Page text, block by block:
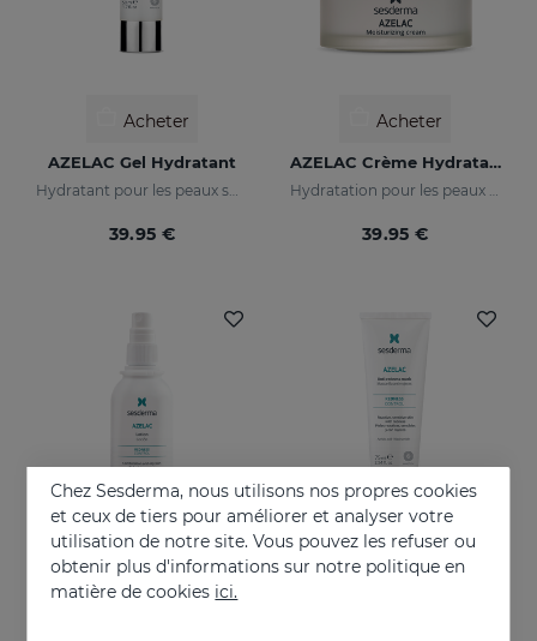
Acheter
AZELAC Gel Hydratant
Hydratant pour les peaux sujettes aux rougeurs, sensibles ou intolérantes
39.95 €
Acheter
AZELAC Crème Hydratante
Hydratation pour les peaux présentant des rougeurs
39.95 €
Acheter Acheter
Chez Sesderma, nous utilisons nos propres cookies
et ceux de tiers pour améliorer et analyser votre
utilisation de notre site. Vous pouvez les refuser ou
obtenir plus d'informations sur notre politique en
matière de cookies ici.